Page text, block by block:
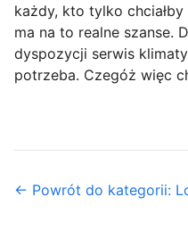
każdy, kto tylko
ma na to realne szanse.
dyspozycji serwis
potrzeba. Czegóż więc
← Powrót do kategorii: